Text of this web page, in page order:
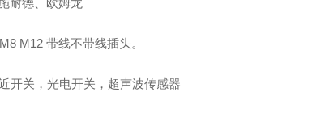
M12 带线不带线插头。
开关，光电开关，超声波传感器